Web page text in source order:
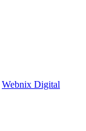
Webnix Digital